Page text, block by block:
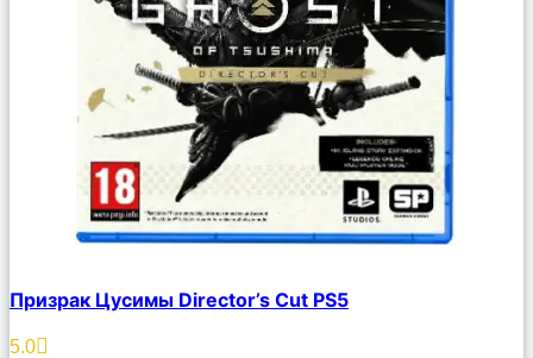
Описание
Избранное
Призрак Цусимы Director’s Cut PS5
5.0